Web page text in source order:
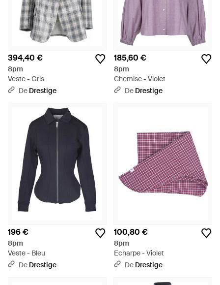
394,40 €
8pm
Veste - Gris
De Drestige
185,60 €
8pm
Chemise - Violet
De Drestige
196 €
8pm
Veste - Bleu
De Drestige
100,80 €
8pm
Echarpe - Violet
De Drestige